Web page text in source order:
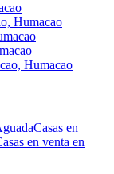
Humacao
Humacao
Casas en
en venta en